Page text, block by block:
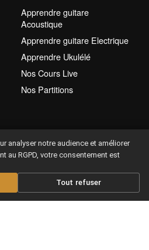
Apprendre guitare
Acoustique
Apprendre guitare Electrique
Apprendre Ukulélé
Nos Cours Live
Nos Partitions
abonnement
analyser notre audience et améliorer
au RGPD, votre consentement est
Tout refuser